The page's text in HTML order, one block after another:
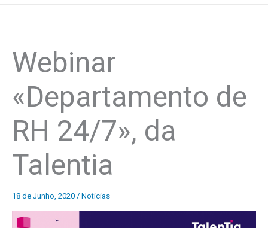
Webinar
«Departamento de
RH 24/7», da
Talentia
18 de Junho, 2020 / Notícias